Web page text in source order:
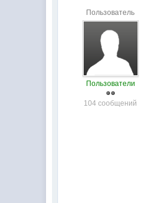
Пользователь
Пользователи
104 сообщений